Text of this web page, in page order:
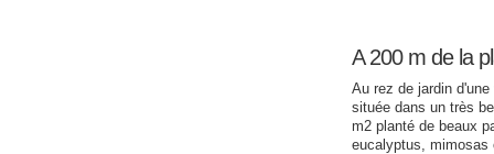
A 200 m de la
Au rez de jardin
située dans un très
m2 planté de beaux
eucalyptus, mimosas